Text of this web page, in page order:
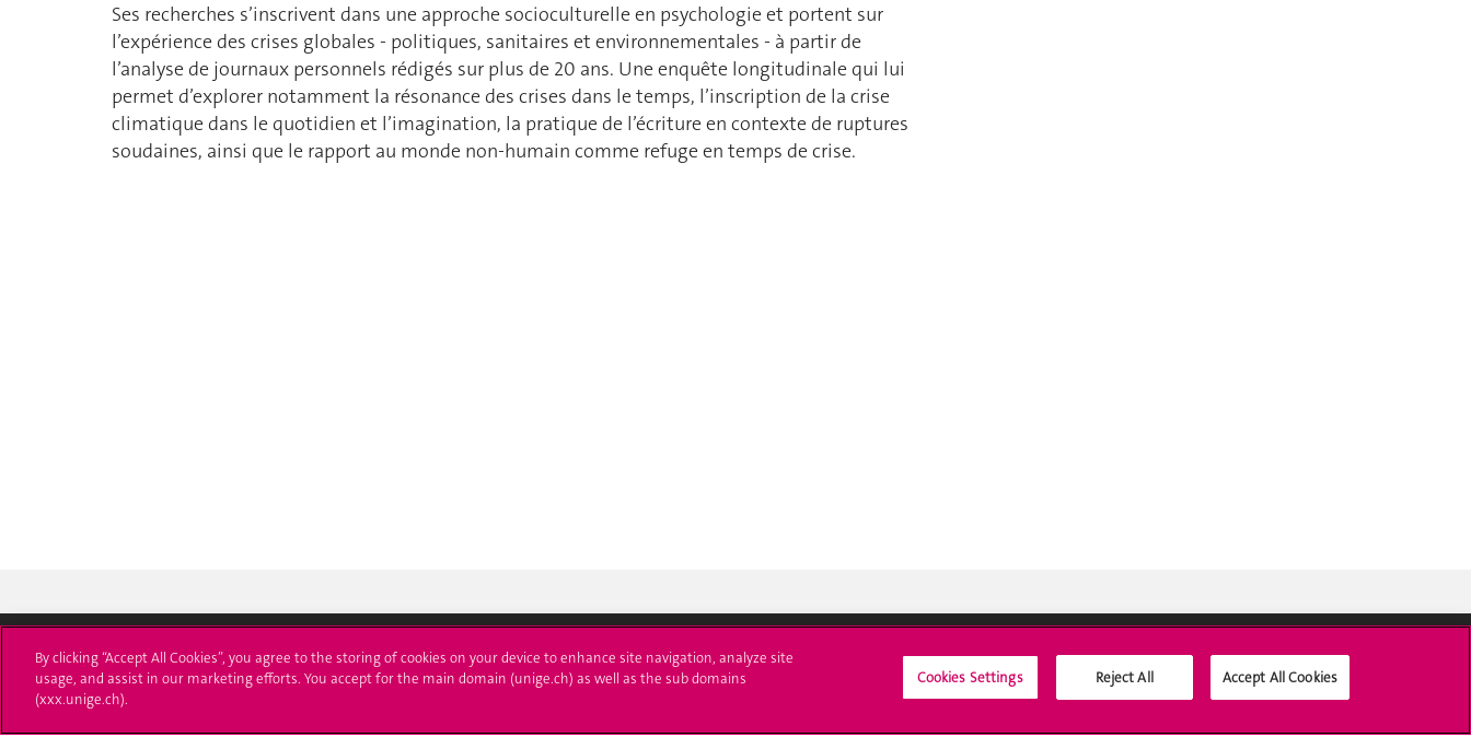
Ses recherches s’inscrivent dans une approche socioculturelle en psychologie et portent sur
l’expérience des crises globales - politiques, sanitaires et environnementales - à partir de
l’analyse de journaux personnels rédigés sur plus de 20 ans. Une enquête longitudinale qui lui
permet d’explorer notamment la résonance des crises dans le temps, l’inscription de la crise
climatique dans le quotidien et l’imagination, la pratique de l’écriture en contexte de ruptures
soudaines, ainsi que le rapport au monde non-humain comme refuge en temps de crise.
Université de Genève
24 rue du Général-Dufour
S'inscrire à l'UNIGE
Immatriculations
L'UNIGE vous informe
UNIGE Mobile
Médias sociaux UNIGE
By clicking “Accept All Cookies”, you agree to the storing of cookies on your device to enhance site navigation, analyze site
usage, and assist in our marketing efforts. You accept for the main domain (unige.ch) as well as the sub domains
(xxx.unige.ch).
Cookies Settings Reject All Accept All Cookies